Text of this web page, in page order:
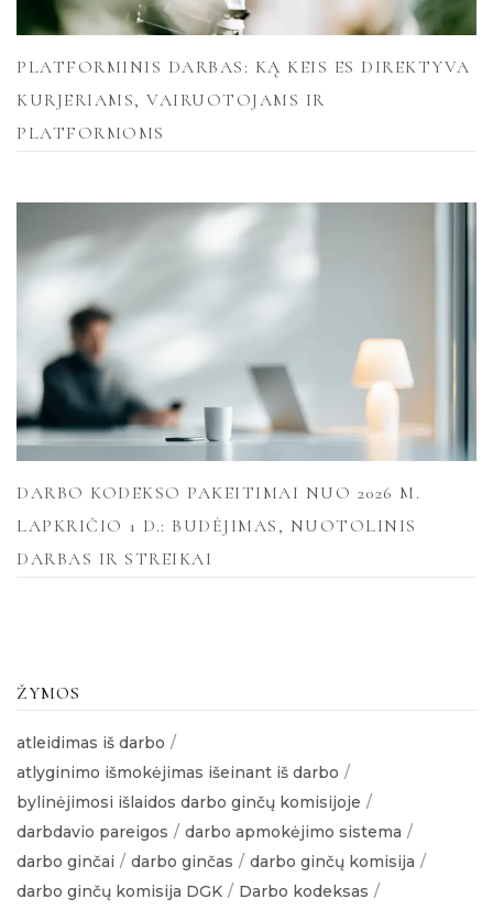
PLATFORMINIS DARBAS: KĄ KEIS ES DIREKTYVA
KURJERIAMS, VAIRUOTOJAMS IR
PLATFORMOMS
DARBO KODEKSO PAKEITIMAI NUO 2026 M.
LAPKRIČIO 1 D.: BUDĖJIMAS, NUOTOLINIS
DARBAS IR STREIKAI
ŽYMOS
atleidimas iš darbo
atlyginimo išmokėjimas išeinant iš darbo
bylinėjimosi išlaidos darbo ginčų komisijoje
darbdavio pareigos
darbo apmokėjimo sistema
darbo ginčai
darbo ginčas
darbo ginčų komisija
darbo ginčų komisija DGK
Darbo kodeksas